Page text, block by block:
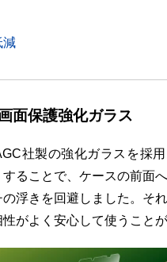
減
面保護強化ガラス
社製の強化ガラスを採
することで、ケースの前面
浮きを回避しました。そ
がよく安心して使うことが